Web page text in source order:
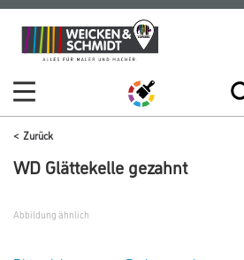
Zum
Inhalt
Zum
Navigationsmenü
Zurück
WD Glättekelle gezahnt
Abbildung ähnlich